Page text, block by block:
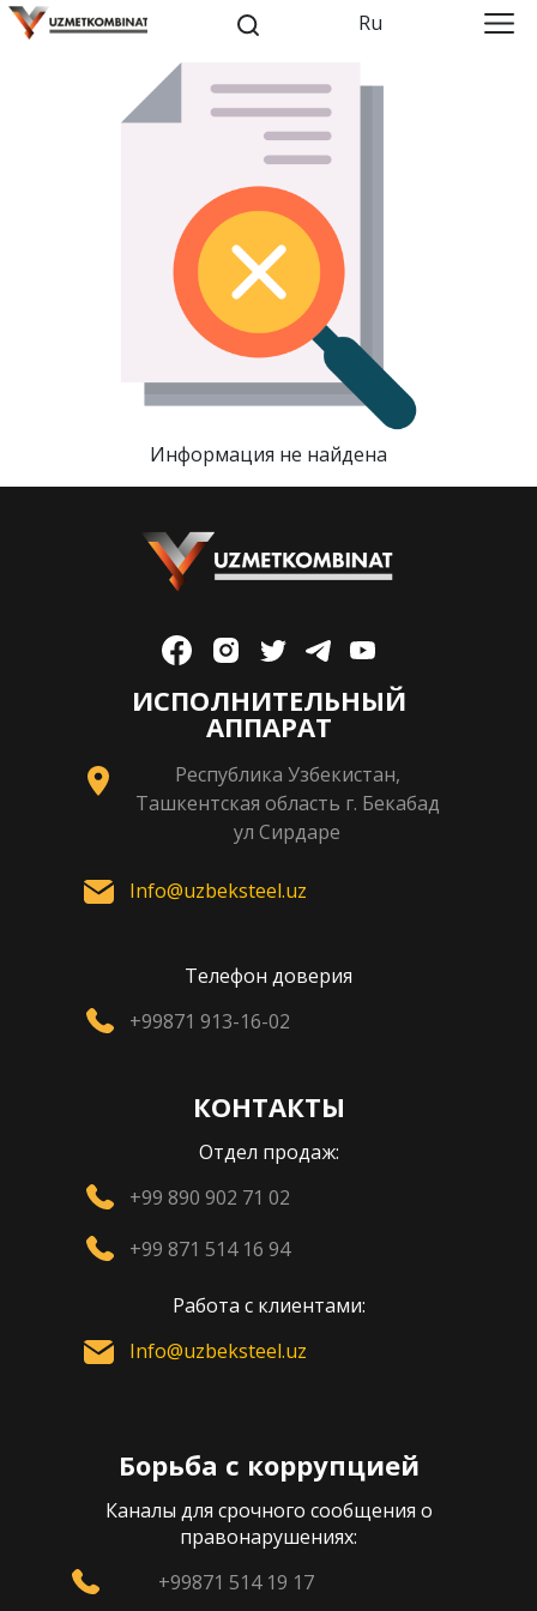
Ru
Информация не найдена
ИСПОЛНИТЕЛЬНЫЙ
АППАРАТ
Республика Узбекистан,
Ташкентская область г. Бекабад
ул Сирдаре
Info@uzbeksteel.uz
Телефон доверия
+99871 913-16-02
КОНТАКТЫ
Отдел продаж:
+99 890 902 71 02
+99 871 514 16 94
Работа с клиентами:
Info@uzbeksteel.uz
Борьба с коррупцией
Каналы для срочного сообщения о
правонарушениях:
+99871 514 19 17